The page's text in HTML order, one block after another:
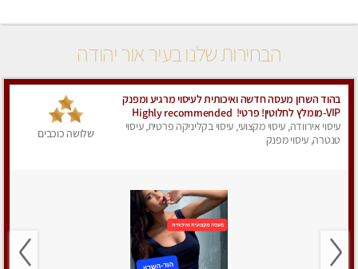
הבחירות שלנו בעיר אור יהודה
בהוד השרון מעסה חדשה ואיכותית לעיסוי מרגיע ומפנק
VIP-מומלץ לחלוטין! פרטי! ​​​​​​ Highly recommended
עיסוי אירוודה, עיסוי מקצועי, עיסוי בקליניקה פרטית, עיסוי
טנטרה, עיסוי מפנק
שלושה כוכבים